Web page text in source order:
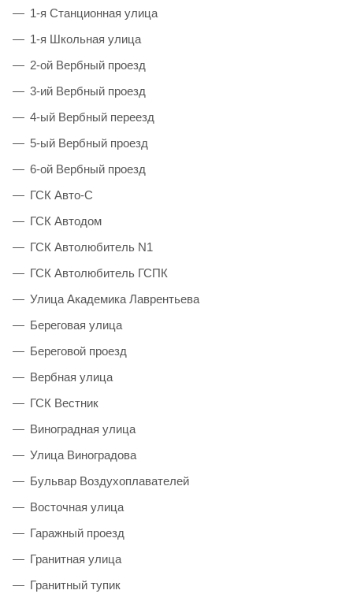
1-я Станционная улица
1-я Школьная улица
2-ой Вербный проезд
3-ий Вербный проезд
4-ый Вербный переезд
5-ый Вербный проезд
6-ой Вербный проезд
ГСК Авто-С
ГСК Автодом
ГСК Автолюбитель N1
ГСК Автолюбитель ГСПК
Улица Академика Лаврентьева
Береговая улица
Береговой проезд
Вербная улица
ГСК Вестник
Виноградная улица
Улица Виноградова
Бульвар Воздухоплавателей
Восточная улица
Гаражный проезд
Гранитная улица
Гранитный тупик